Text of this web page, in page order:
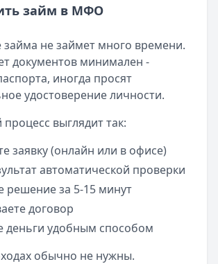
займ в МФО
не займет много времени.
документов минимален -
иногда просят
удостоверение личности.
выглядит так:
заявку (онлайн или в офисе)
автоматической проверки
решение за 5-15 минут
договор
деньги удобным способом
обычно не нужны.